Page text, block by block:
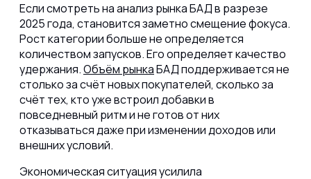
Если смотреть на анализ рынка БАД в разрезе
2025 года, становится заметно смещение фокуса.
Рост категории больше не определяется
количеством запусков. Его определяет качество
удержания.Объём рынкаБАД поддерживается не
столько за счёт новых покупателей, сколько за
счёт тех, кто уже встроил добавки в
повседневный ритм и не готов от них
отказываться даже при изменении доходов или
внешних условий.
Экономическая ситуация усилила